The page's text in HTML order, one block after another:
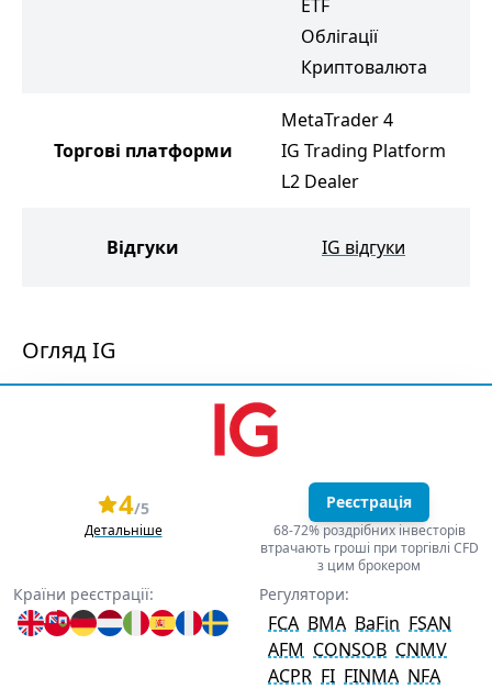
ETF
Облігації
Криптовалюта
Торгові платформи
MetaTrader 4
IG Trading Platform
L2 Dealer
Відгуки IG відгуки
Огляд IG
4/5
Детальніше
Реєстрація
68-72% роздрібних інвесторів
втрачають гроші при торгівлі CFD
з цим брокером
Країни реєстрації: Регулятори:
FCA BMA BaFin FSAN
AFM CONSOB CNMV
ACPR FI FINMA NFA